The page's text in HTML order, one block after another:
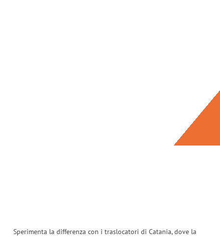
Sperimenta la differenza con i traslocatori di Catania, dove la